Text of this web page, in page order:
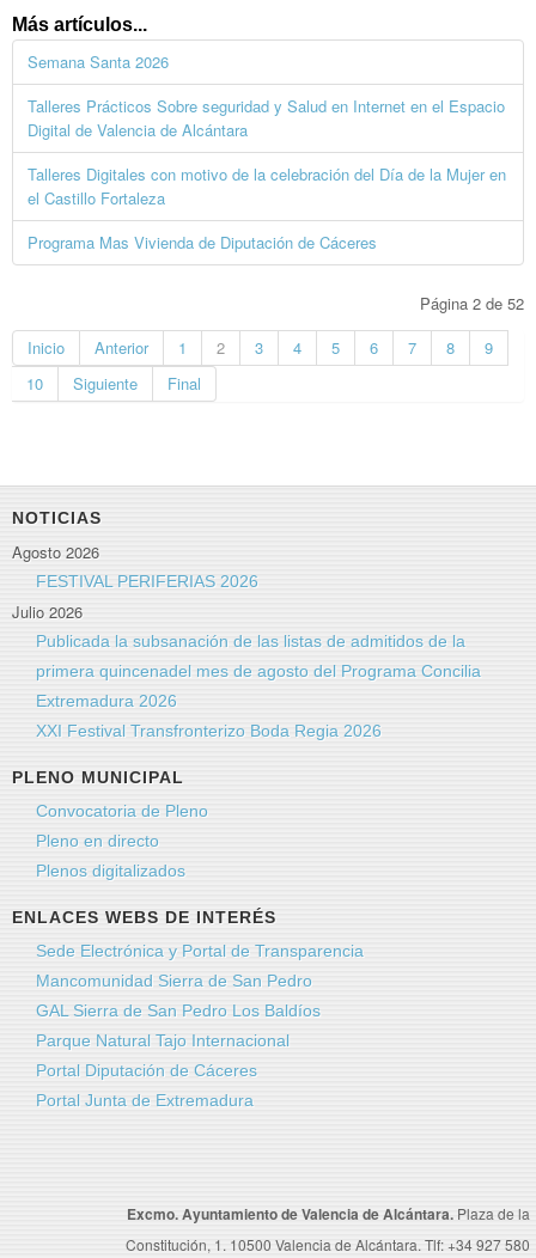
Más artículos...
Semana Santa 2026
Talleres Prácticos Sobre seguridad y Salud en Internet en el Espacio
Digital de Valencia de Alcántara
Talleres Digitales con motivo de la celebración del Día de la Mujer en
el Castillo Fortaleza
Programa Mas Vivienda de Diputación de Cáceres
Página 2 de 52
Inicio
Anterior 1 2 3 4 5 6 7 8
9
10
Siguiente Final
NOTICIAS
Agosto 2026
FESTIVAL PERIFERIAS 2026
Julio 2026
Publicada la subsanación de las listas de admitidos de la
primera quincenadel mes de agosto del Programa Concilia
Extremadura 2026
XXI Festival Transfronterizo Boda Regia 2026
PLENO MUNICIPAL
Convocatoria de Pleno
Pleno en directo
Plenos digitalizados
ENLACES WEBS DE INTERÉS
Sede Electrónica y Portal de Transparencia
Mancomunidad Sierra de San Pedro
GAL Sierra de San Pedro Los Baldíos
Parque Natural Tajo Internacional
Portal Diputación de Cáceres
Portal Junta de Extremadura
Excmo. Ayuntamiento de Valencia de Alcántara. Plaza de la
Constitución, 1. 10500 Valencia de Alcántara. Tlf: +34 927 580